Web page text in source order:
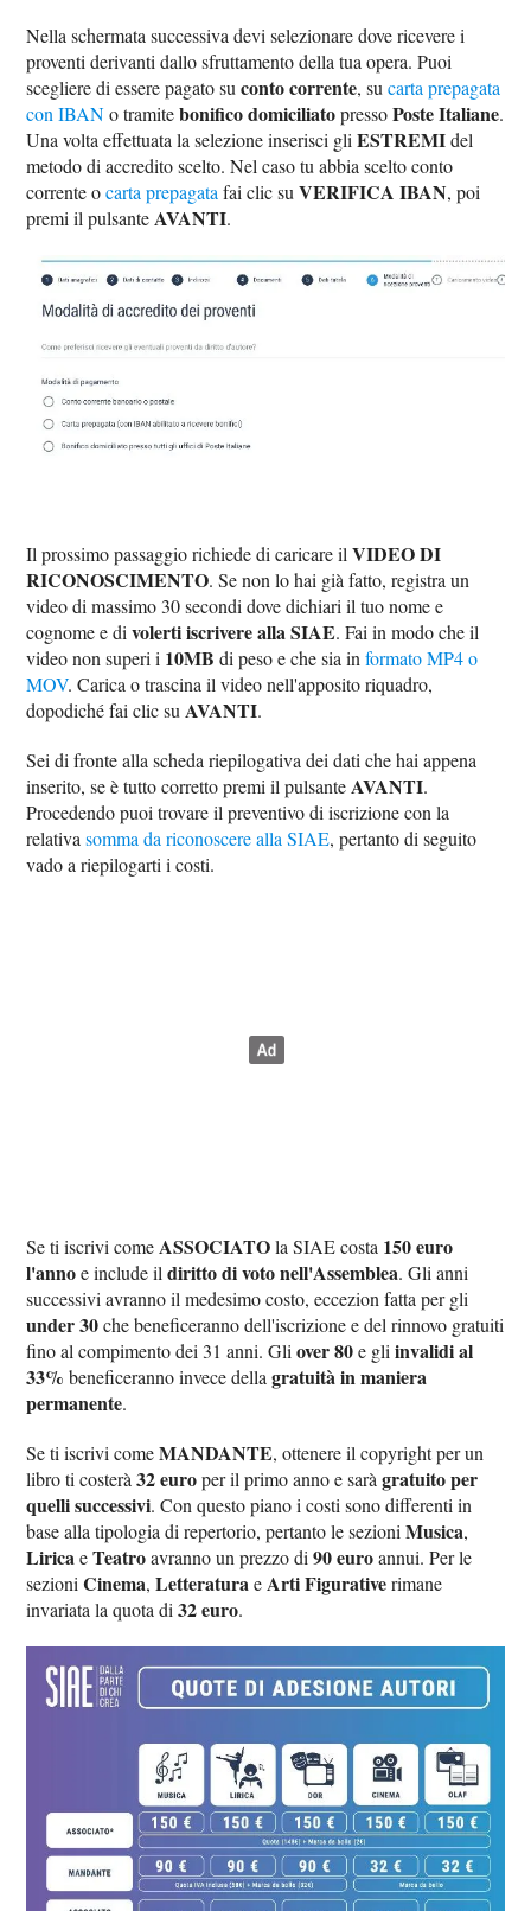
Nella schermata successiva devi selezionare dove ricevere i
proventi derivanti dallo sfruttamento della tua opera. Puoi
scegliere di essere pagato suconto corrente, sucarta prepagata
con IBANo tramitebonifico domiciliatopressoPoste Italiane.
Una volta effettuata la selezione inserisci gliESTREMIdel
metodo di accredito scelto. Nel caso tu abbia scelto conto
corrente ocarta prepagata fai clic suVERIFICA IBAN, poi
premi il pulsante AVANTI.
Il prossimo passaggio richiede di caricare ilVIDEO DI
RICONOSCIMENTO. Se non lo hai già fatto, registra un
video di massimo 30 secondi dove dichiari il tuo nome e
cognome e divolerti iscrivere alla SIAE. Fai in modo che il
video non superi i 10MB di peso e che sia informato MP4 o
MOV. Carica o trascina il video nell'apposito riquadro,
dopodiché fai clic su AVANTI.
Sei di fronte alla scheda riepilogativa dei dati che hai appena
inserito, se è tutto corretto premi il pulsante AVANTI.
Procedendo puoi trovare il preventivo di iscrizione con la
relativasomma da riconoscere alla SIAE, pertanto di seguito
vado a riepilogarti i costi.
Se ti iscrivi come ASSOCIATOla SIAE costa 150 euro
l'annoe include ildiritto di voto nell'Assemblea. Gli anni
successivi avranno il medesimo costo, eccezion fatta per gli
under 30che beneficeranno dell'iscrizione e del rinnovo gratuiti
fino al compimento dei 31 anni. Gliover 80e gliinvalidi al
33% beneficeranno invece dellagratuità in maniera
permanente.
Se ti iscrivi comeMANDANTE, ottenere il copyright per un
libro ti costerà32 europer il primo anno e saràgratuito per
quelli successivi. Con questo piano i costi sono differenti in
base alla tipologia di repertorio, pertanto le sezioniMusica,
LiricaeTeatroavranno un prezzo di90 euroannui. Per le
sezioniCinema,Letteraturae Arti Figurativerimane
invariata la quota di32 euro.